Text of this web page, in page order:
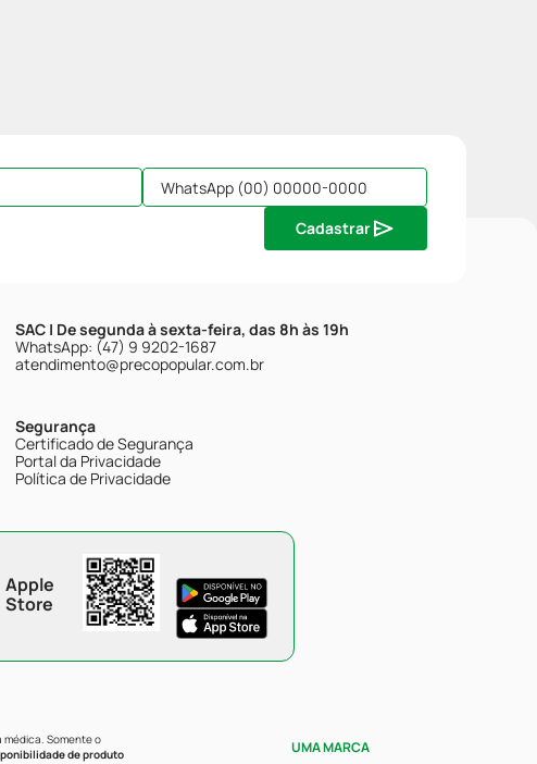
Cadastrar
SAC | De segunda à sexta-feira, das 8h às 19h
WhatsApp: (47) 9 9202-1687
atendimento@precopopular.com.br
Segurança
Certificado de Segurança
Portal da Privacidade
Política de Privacidade
Apple
Store
Somente o
de produto
UMA MARCA